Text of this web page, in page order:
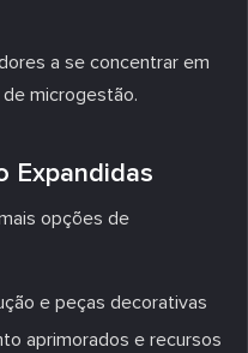
a se concentrar em
microgestão.
Expandidas
opções de
e peças decorativas
aprimorados e recursos